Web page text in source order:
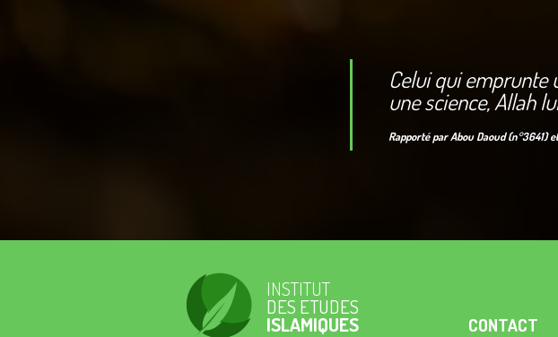
Celui qui emprunte
une science, Allah
Rapporté par Abou Daoud (n°3641)
INSTITUT
DES ETUDES
ISLAMIQUES CONTACT